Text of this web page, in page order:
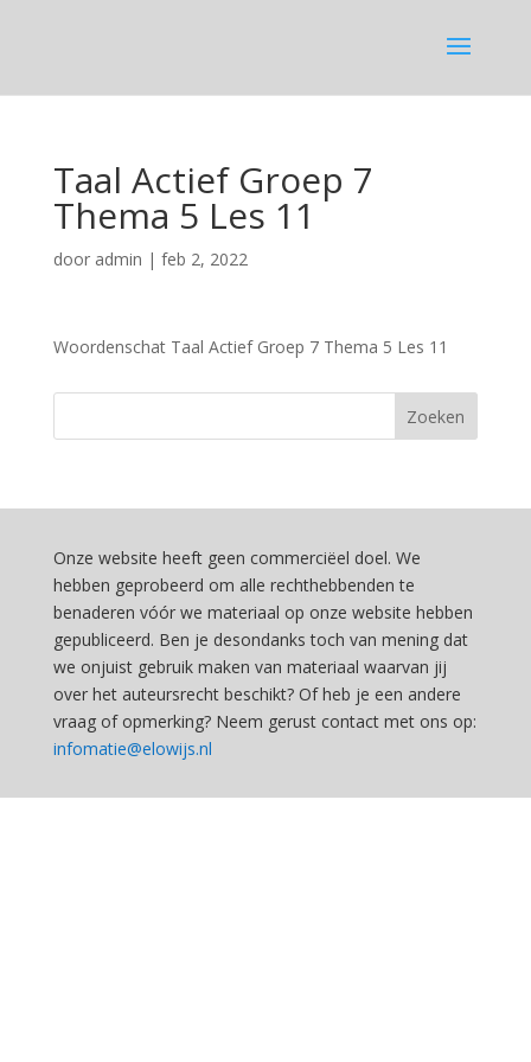
Taal Actief Groep 7
Thema 5 Les 11
door admin | feb 2, 2022
Woordenschat Taal Actief Groep 7 Thema 5 Les 11
Onze website heeft geen commerciëel doel. We
hebben geprobeerd om alle rechthebbenden te
benaderen vóór we materiaal op onze website hebben
gepubliceerd. Ben je desondanks toch van mening dat
we onjuist gebruik maken van materiaal waarvan jij
over het auteursrecht beschikt? Of heb je een andere
vraag of opmerking? Neem gerust contact met ons op:
infomatie@elowijs.nl